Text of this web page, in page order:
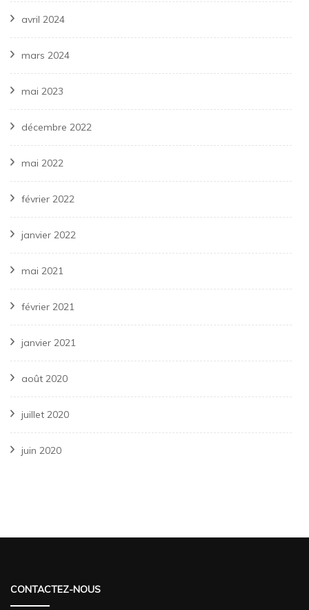
avril 2024
mars 2024
mai 2023
décembre 2022
mai 2022
février 2022
janvier 2022
mai 2021
février 2021
janvier 2021
août 2020
juillet 2020
juin 2020
CONTACTEZ-NOUS